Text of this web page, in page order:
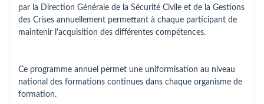
par la Direction Générale de la Sécurité Civile et de la Gestions
des Crises annuellement permettant à chaque participant de
maintenir l'acquisition des différentes compétences.
Ce programme annuel permet une uniformisation au niveau
national des formations continues dans chaque organisme de
formation.